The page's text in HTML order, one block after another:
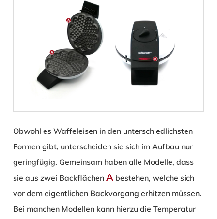
Obwohl es Waffeleisen in den unterschiedlichsten
Formen gibt, unterscheiden sie sich im Aufbau nur
geringfügig. Gemeinsam haben alle Modelle, dass
sie aus zwei Backflächen Abestehen, welche sich
vor dem eigentlichen Backvorgang erhitzen müssen.
Bei manchen Modellen kann hierzu die Temperatur